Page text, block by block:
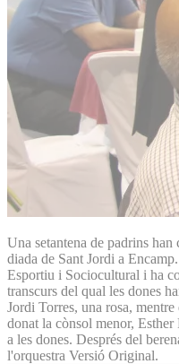
Una setantena de padrins han
diada de Sant Jordi a
Esportiu i Sociocultural i ha
transcurs del qual les dones
Jordi Torres, una rosa,
donat la cònsol menor,
a les dones. Després del
l'orquestra Versió Original.